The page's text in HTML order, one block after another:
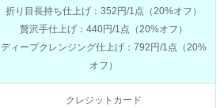
折り目長持ち仕上げ：352円/1点（20%オフ）
贅沢手仕上げ：440円/1点（20%オフ）
ディープクレンジング仕上げ：792円/1点（20%
オフ）
クレジットカード